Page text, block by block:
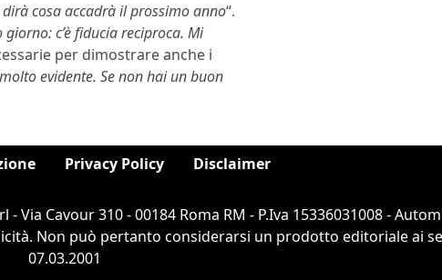
cosa accadrà il prossimo anno“.
c’è fiducia reciproca. Mi
per dimostrare anche i
evidente. Se non hai un buon
Privacy Policy Disclaimer
Cavour 310 - 00184 Roma RM - P.Iva 15336031008 -
Non può pertanto considerarsi un prodotto editoriale ai
07.03.2001